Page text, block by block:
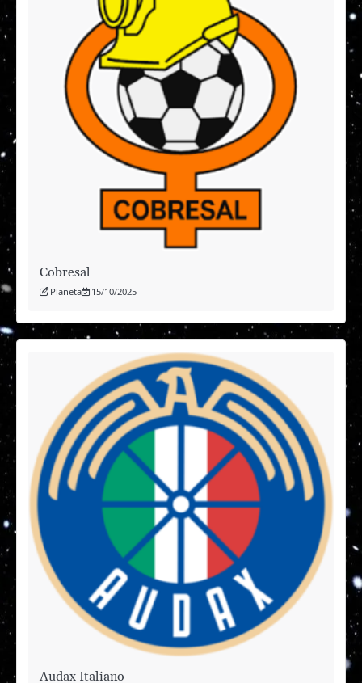
Cobresal
Planeta 15/10/2025
Audax Italiano